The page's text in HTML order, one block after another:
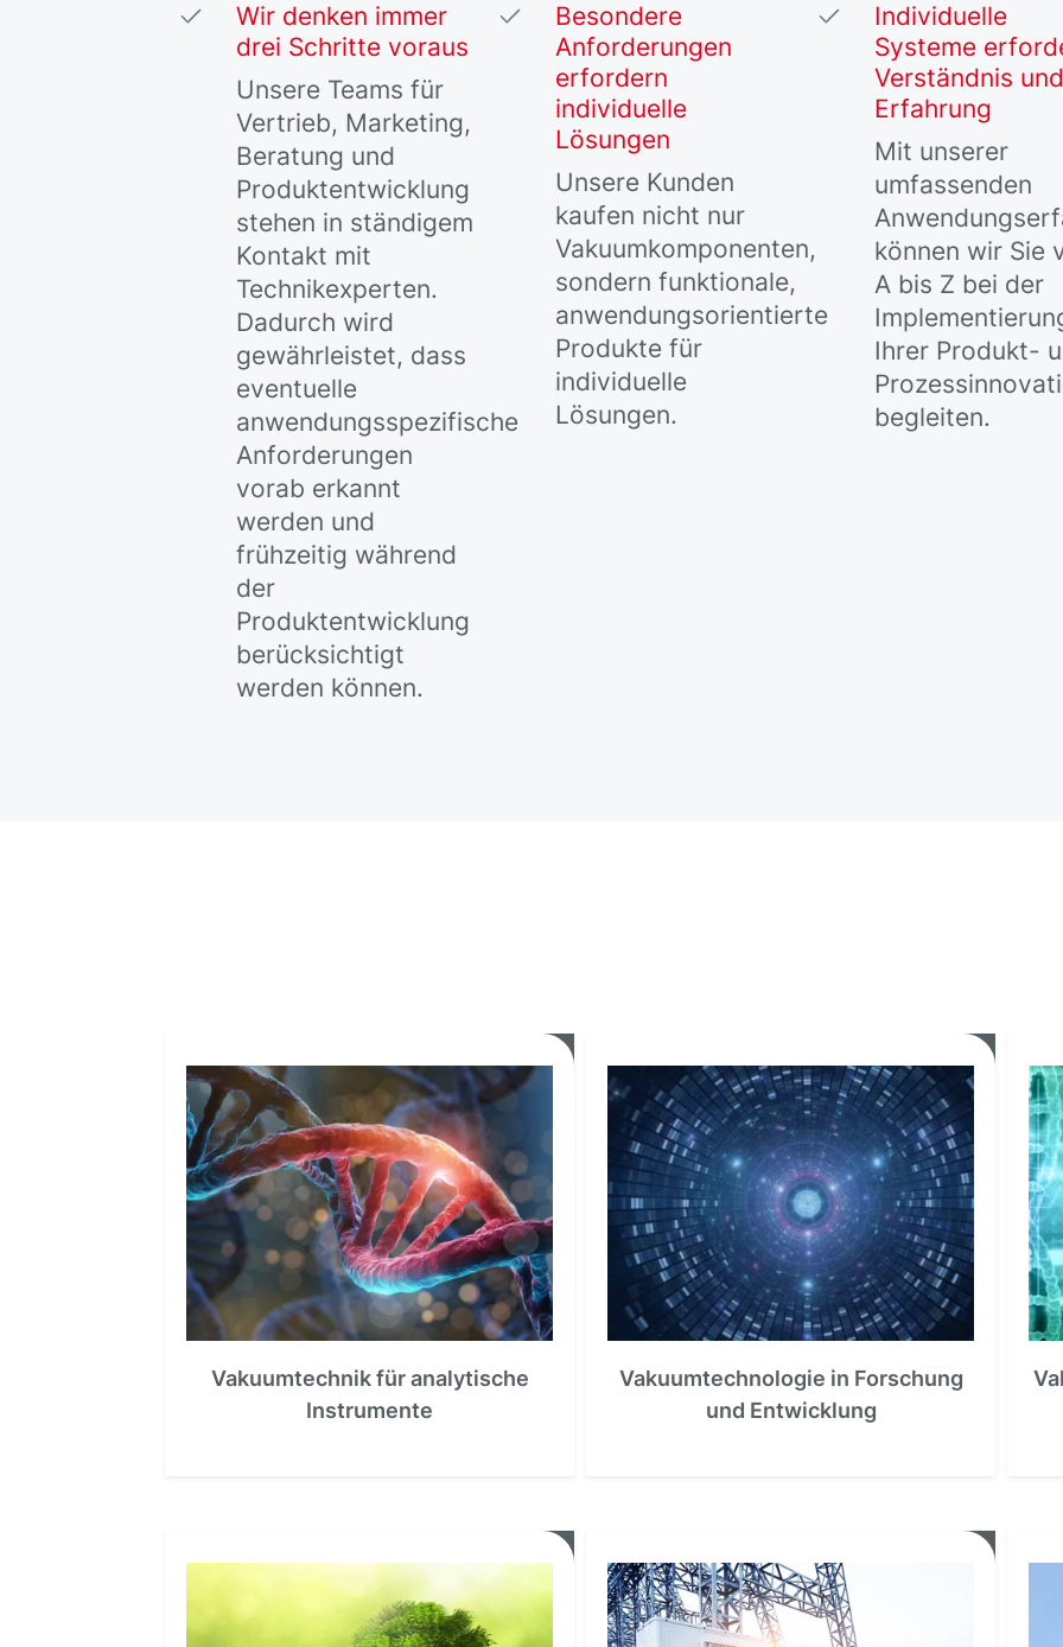
Wir denken immer
drei Schritte voraus
Unsere Teams für
Vertrieb, Marketing,
Beratung und
Produktentwicklung
stehen in ständigem
Kontakt mit
Technikexperten.
Dadurch wird
gewährleistet, dass
eventuelle
anwendungsspezifische
Anforderungen
vorab erkannt
werden und
frühzeitig während
der
Produktentwicklung
berücksichtigt
werden können.
Besondere
Anforderungen
erfordern
individuelle
Lösungen
Unsere Kunden
kaufen nicht nur
Vakuumkomponenten,
sondern funktionale,
anwendungsorientierte
Produkte für
individuelle
Lösungen.
Individuelle
Systeme
Verständnis und
Erfahrung
Mit unserer
umfassenden
können wir Sie
A bis Z bei der
Ihrer Produkt-
begleiten.
Vakuumtechnik für analytische
Instrumente
Vakuumtechnologie in Forschung
und Entwicklung